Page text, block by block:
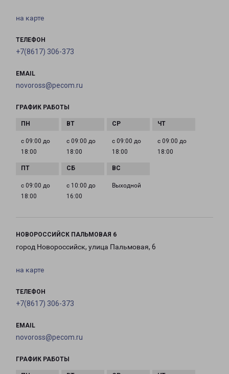
на карте
ТЕЛЕФОН
+7(8617) 306-373
EMAIL
novoross@pecom.ru
ГРАФИК РАБОТЫ
с 09:00 до
18:00
с 09:00 до
18:00
с 09:00 до
18:00
с 09:00 до
18:00
с 09:00 до
18:00
с 10:00 до
16:00
Выходной
НОВОРОССИЙСК ПАЛЬМОВАЯ 6
город Новороссийск, улица Пальмовая, 6
на карте
ТЕЛЕФОН
+7(8617) 306-373
EMAIL
novoross@pecom.ru
ГРАФИК РАБОТЫ